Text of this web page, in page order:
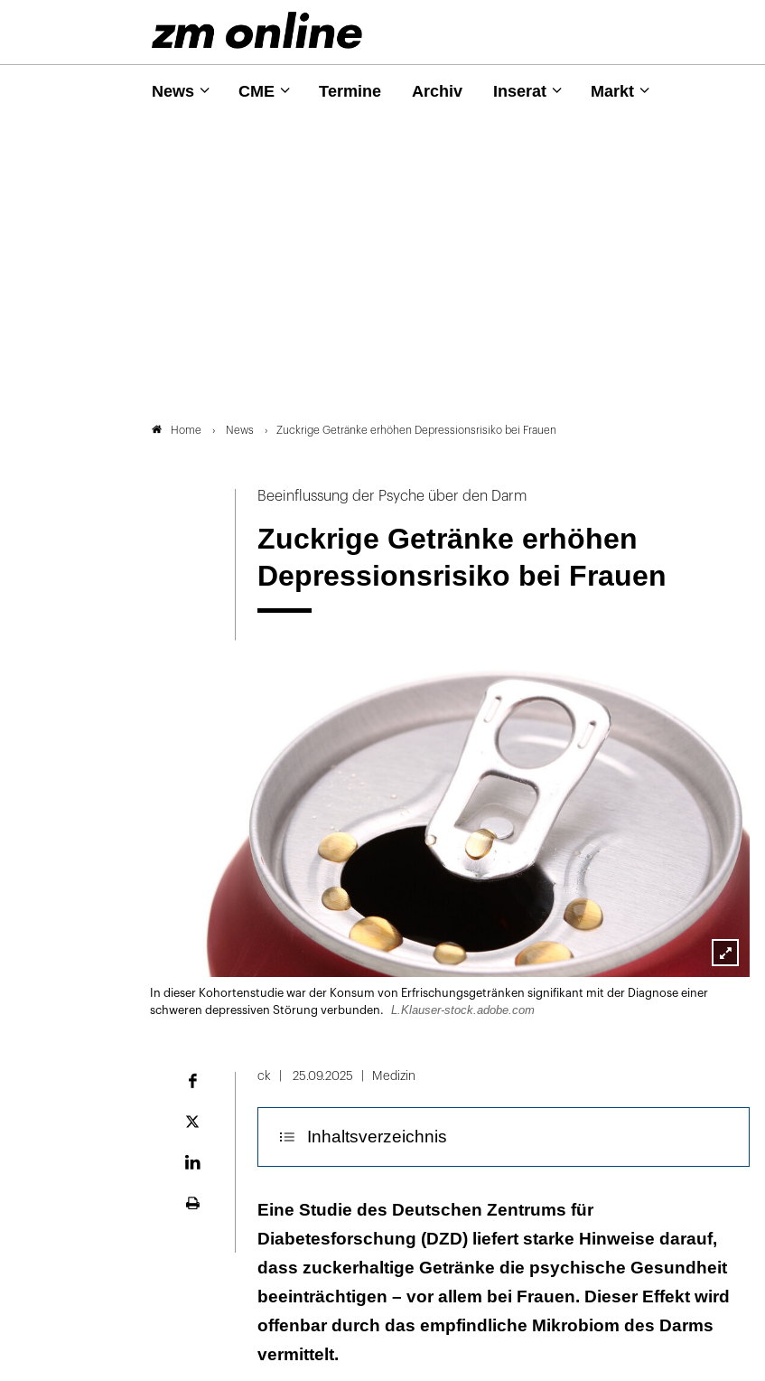
News CME Termine Archiv Inserat Markt
Home News Zuckrige Getränke erhöhen Depressionsrisiko bei Frauen
Beeinflussung der Psyche über den Darm
Zuckrige Getränke erhöhen
Depressionsrisiko bei Frauen
Lightbox
In dieser Kohortenstudie war der Konsum von Erfrischungsgetränken signifikant mit der Diagnose einer
schweren depressiven Störung verbunden.
L.Klauser-stock.adobe.com
Plattform
ck 25.09.2025 Medizin
Inhaltsverzeichnis
Korrelation ist bei Frauen besonders ausgeprägt
Veränderungen im Darm-Mikrobiom sind der Schlüsselfaktor
Eine Studie des Deutschen Zentrums für
Diabetesforschung (DZD) liefert starke Hinweise darauf,
dass zuckerhaltige Getränke die psychische Gesundheit
beeinträchtigen – vor allem bei Frauen. Dieser Effekt wird
offenbar durch das empfindliche Mikrobiom des Darms
vermittelt.